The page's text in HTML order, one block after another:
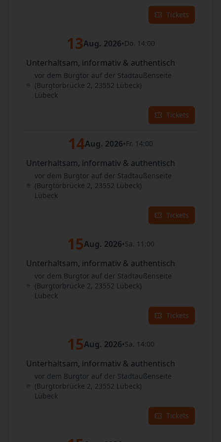
Tickets
13Aug. 2026•Do. 14:00
Unterhaltsam, informativ & authentisch
vor dem Burgtor auf der Stadtaußenseite
(Burgtorbrücke 2, 23552 Lübeck)
Lübeck
Tickets
14Aug. 2026•Fr. 14:00
Unterhaltsam, informativ & authentisch
vor dem Burgtor auf der Stadtaußenseite
(Burgtorbrücke 2, 23552 Lübeck)
Lübeck
Tickets
15Aug. 2026•Sa. 11:00
Unterhaltsam, informativ & authentisch
vor dem Burgtor auf der Stadtaußenseite
(Burgtorbrücke 2, 23552 Lübeck)
Lübeck
Tickets
15Aug. 2026•Sa. 14:00
Unterhaltsam, informativ & authentisch
vor dem Burgtor auf der Stadtaußenseite
(Burgtorbrücke 2, 23552 Lübeck)
Lübeck
Tickets